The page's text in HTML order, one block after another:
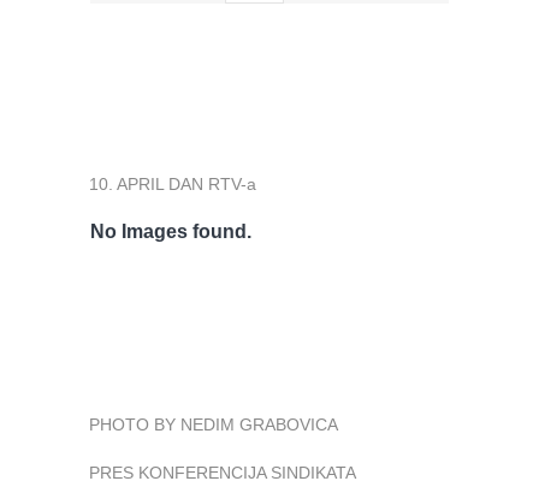
10. APRIL DAN RTV-a
No Images found.
PHOTO BY NEDIM GRABOVICA
PRES KONFERENCIJA SINDIKATA